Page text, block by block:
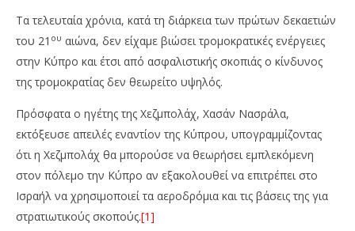
NOW VIEWING
Η τρομοκρατία ως ασφαλίσιμος κίνδυνος
27
Αυγούστου,
2024
Cyprus
Insurance
News
Team
Τα τελευταία χρόνια, κατά τη διάρκεια των πρώτων δεκαετιών
του 21 ου αιώνα, δεν είχαμε βιώσει τρομοκρατικές ενέργειες
στην Κύπρο και έτσι από ασφαλιστικής σκοπιάς ο κίνδυνος
της τρομοκρατίας δεν θεωρείτο υψηλός.
Πρόσφατα ο ηγέτης της Χεζμπολάχ, Χασάν Νασράλα,
εκτόξευσε απειλές εναντίον της Κύπρου, υπογραμμίζοντας
ότι η Χεζμπολάχ θα μπορούσε να θεωρήσει εμπλεκόμενη
στον πόλεμο την Κύπρο αν εξακολουθεί να επιτρέπει στο
Ισραήλ να χρησιμοποιεί τα αεροδρόμια και τις βάσεις της για
στρατιωτικούς σκοπούς.[1]